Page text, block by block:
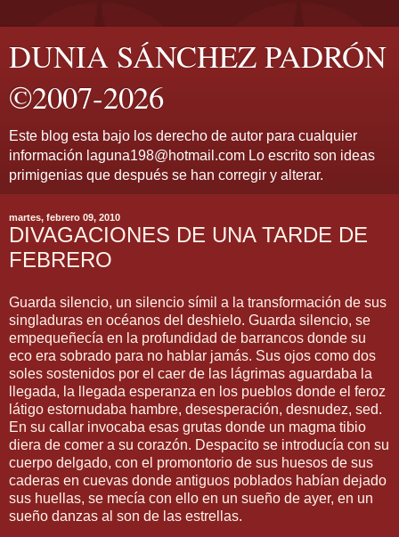
DUNIA SÁNCHEZ PADRÓN
©2007-2026
Este blog esta bajo los derecho de autor para cualquier
información laguna198@hotmail.com Lo escrito son ideas
primigenias que después se han corregir y alterar.
martes, febrero 09, 2010
DIVAGACIONES DE UNA TARDE DE
FEBRERO
Guarda silencio, un silencio símil a la transformación de sus
singladuras en océanos del deshielo. Guarda silencio, se
empequeñecía en la profundidad de barrancos donde su
eco era sobrado para no hablar jamás. Sus ojos como dos
soles sostenidos por el caer de las lágrimas aguardaba la
llegada, la llegada esperanza en los pueblos donde el feroz
látigo estornudaba hambre, desesperación, desnudez, sed.
En su callar invocaba esas grutas donde un magma tibio
diera de comer a su corazón. Despacito se introducía con su
cuerpo delgado, con el promontorio de sus huesos de sus
caderas en cuevas donde antiguos poblados habían dejado
sus huellas, se mecía con ello en un sueño de ayer, en un
sueño danzas al son de las estrellas.